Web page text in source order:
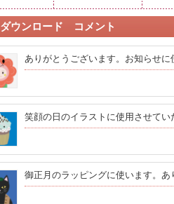
ダウンロード コメント
ありがとうございます。お知らせに
笑顔の日のイラストに使用させてい
御正月のラッピングに使います。あ